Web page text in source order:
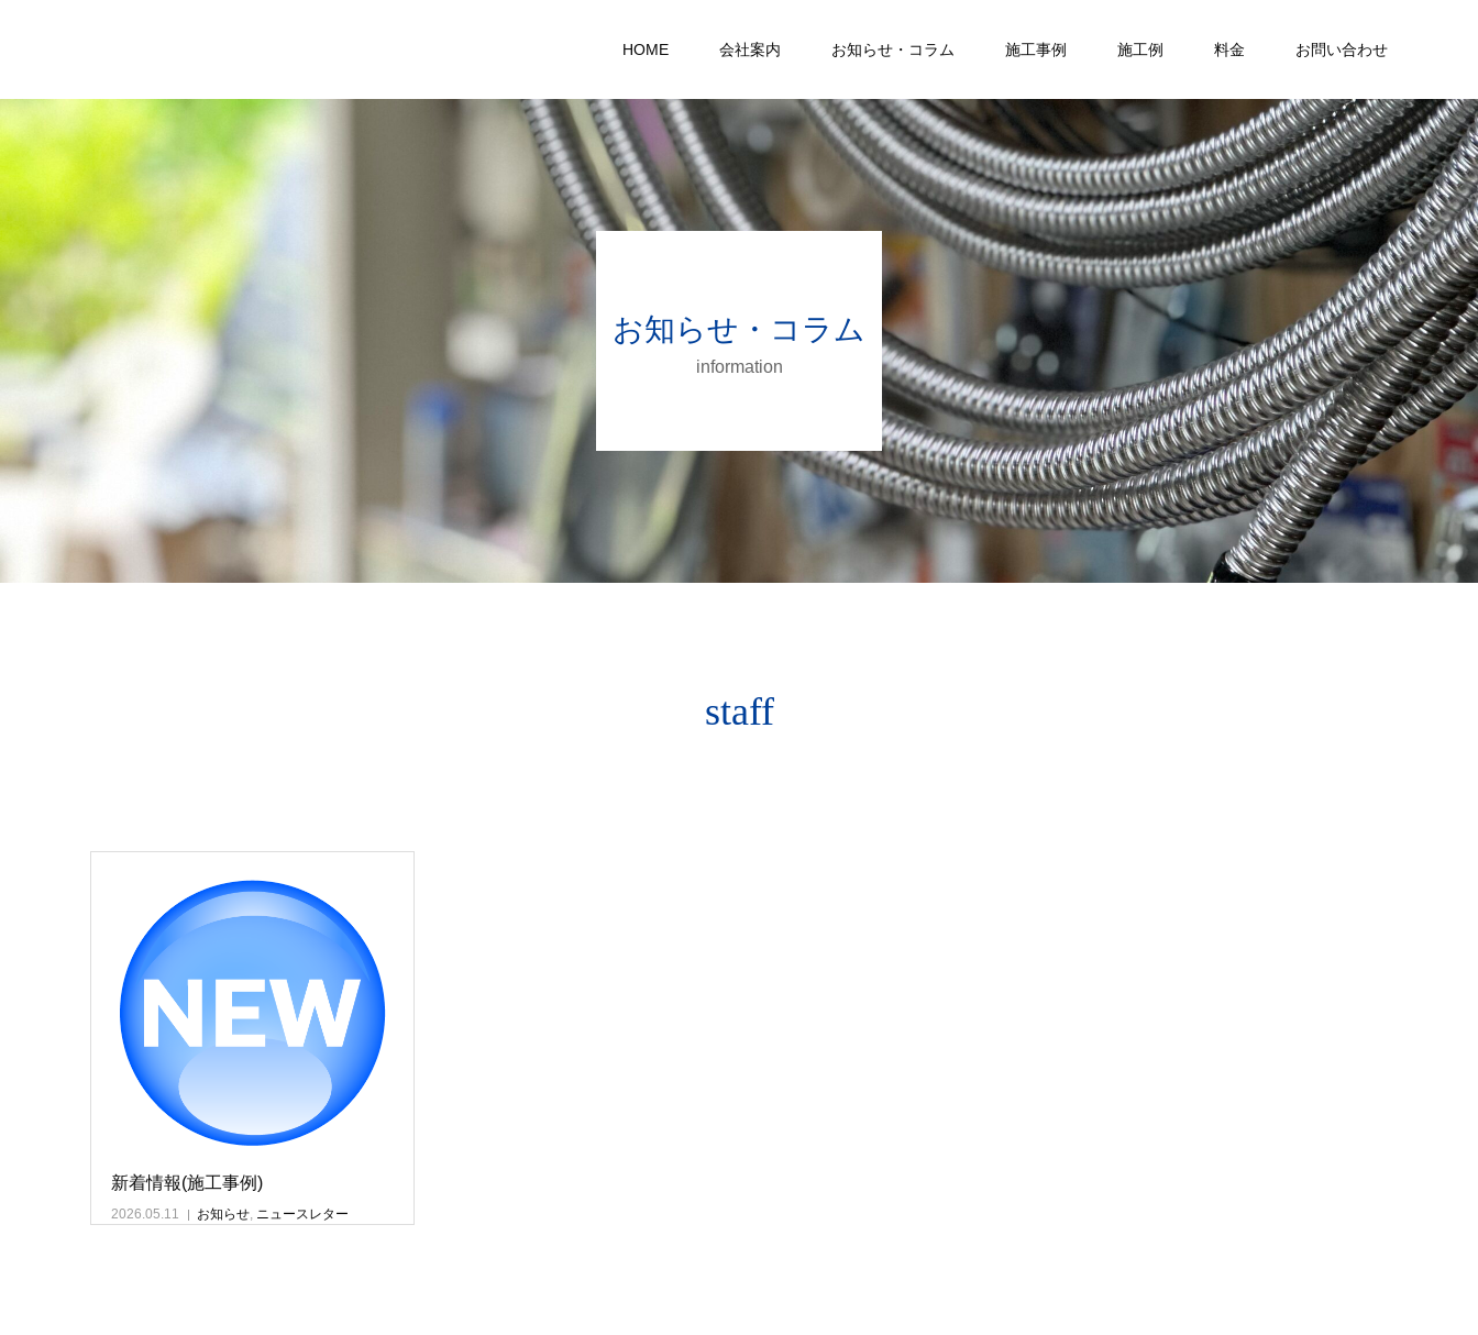
HOME 会社案内 お知らせ・コラム 施工事例 施工例 料金 お問い合わせ
お知らせ・コラム
information
staff
新着情報(施工事例)
2026.05.11 お知らせ, ニュースレター